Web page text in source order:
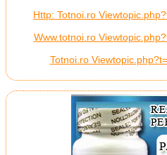
Http: Totnoi.ro
Www.totnoi.ro
Totnoi.ro